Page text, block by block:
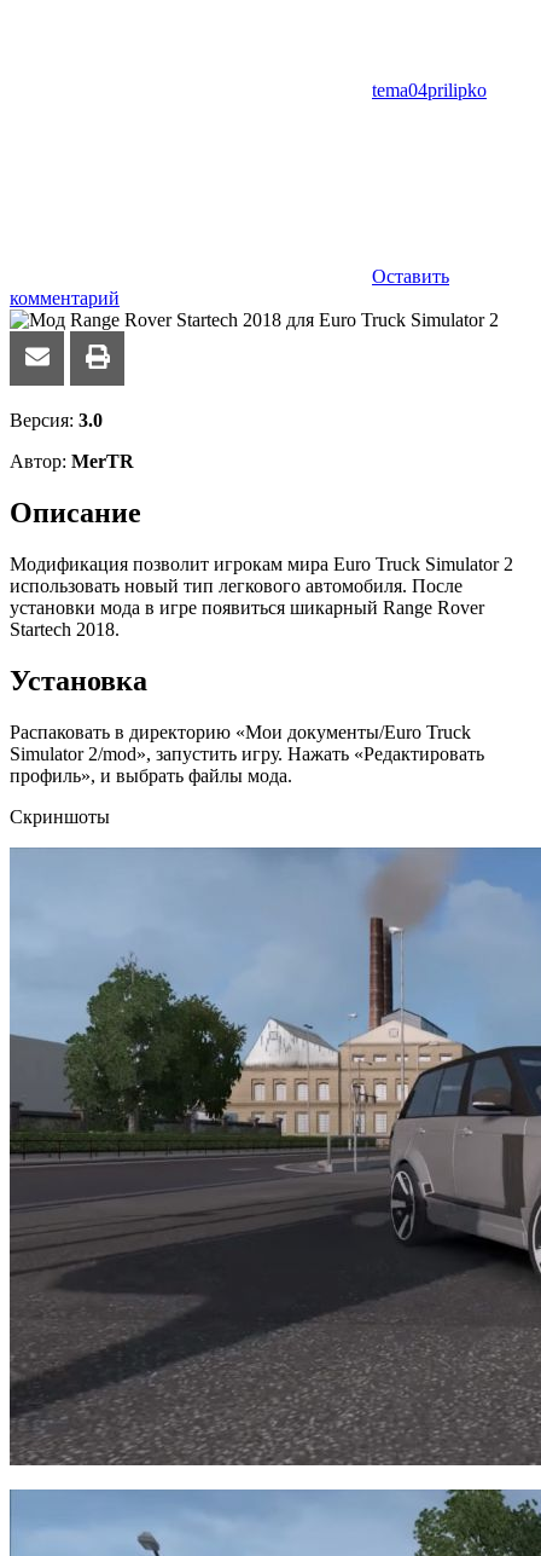
tema04prilipko
Оставить
комментарий
Версия: 3.0
Автор: MerTR
Описание
Модификация позволит игрокам мира Euro Truck Simulator 2
использовать новый тип легкового автомобиля. После
установки мода в игре появиться шикарный Range Rover
Startech 2018.
Установка
Распаковать в директорию «Мои документы/Euro Truck
Simulator 2/mod», запустить игру. Нажать «Редактировать
профиль», и выбрать файлы мода.
Скриншоты